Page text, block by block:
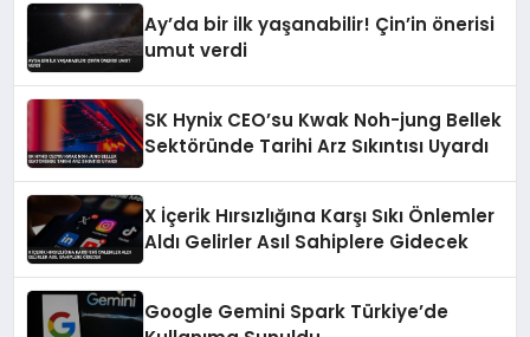
Ay’da bir ilk yaşanabilir! Çin’in önerisi
umut verdi
SK Hynix CEO’su Kwak Noh-jung Bellek
Sektöründe Tarihi Arz Sıkıntısı Uyardı
X İçerik Hırsızlığına Karşı Sıkı Önlemler
Aldı Gelirler Asıl Sahiplere Gidecek
Google Gemini Spark Türkiye’de